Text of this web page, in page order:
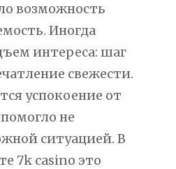
возможность
Иногда
интереса: шаг
свежести.
успокоение от
не
ситуацией. В
7k casino это